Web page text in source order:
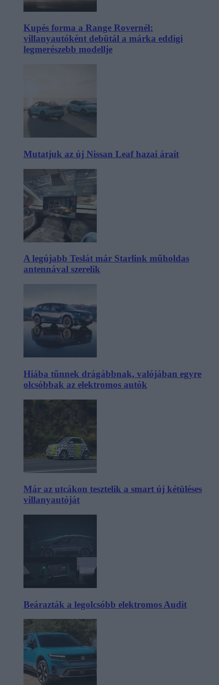
Kupés forma a Range Rovernél:
villanyautóként debütál a márka eddigi
legmerészebb modellje
Mutatjuk az új Nissan Leaf hazai árait
A legújabb Teslát már Starlink műholdas
antennával szerelik
Hiába tűnnek drágábbnak, valójában egyre
olcsóbbak az elektromos autók
Már az utcákon tesztelik a smart új kétüléses
villanyautóját
Beárazták a legolcsóbb elektromos Audit